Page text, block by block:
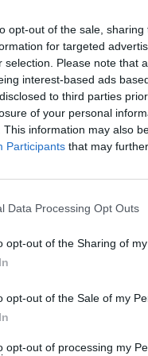
opt-out of the sale,
for targeted
selection. Please note that
interest-based ads
to third parties
of your personal
This information may also
Participants that may
Data Processing Opt Outs
opt-out of the Sharing of
opt-out of the Sale of my
opt-out of processing my
του Δήμου.
ζητήθηκε η
τους
του».